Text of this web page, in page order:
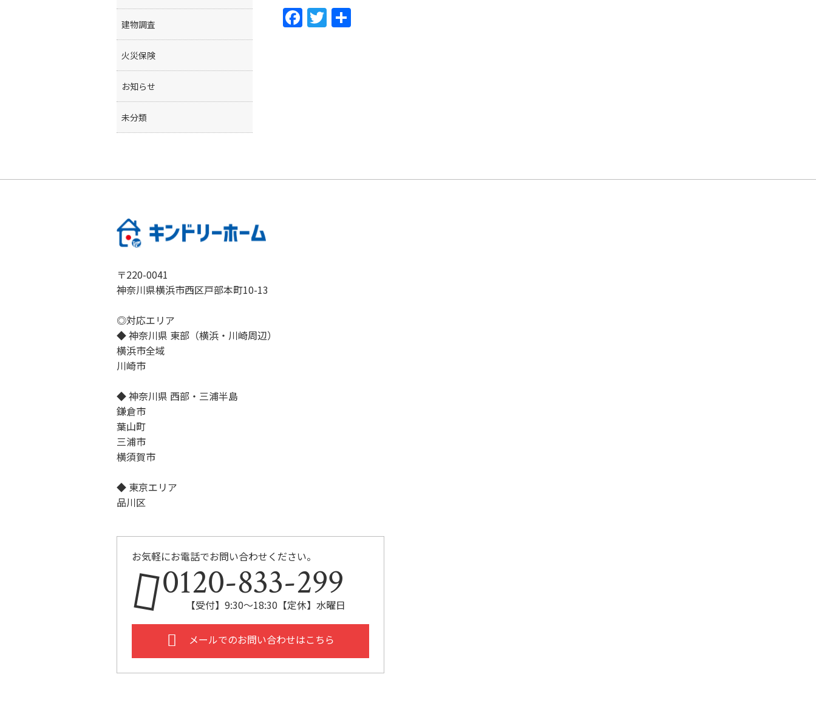
F T
建物調査
火災保険
お知らせ
未分類
〒220-0041
神奈川県横浜市西区戸部本町10-13
◎対応エリア
◆ 神奈川県 東部（横浜・川崎周辺）
横浜市全域
川崎市
◆ 神奈川県 西部・三浦半島
鎌倉市
葉山町
三浦市
横須賀市
◆ 東京エリア
品川区
お気軽にお電話でお問い合わせください。
0120-833-299
【受付】9:30～18:30【定休】水曜日
メールでのお問い合わせはこちら